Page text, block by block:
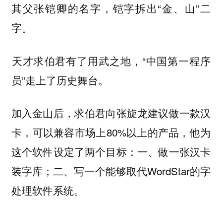
其父张铠卿的名字，铠字拆出“金、山”二
字。
‍‍‍天才求伯君有了用武之地，“中国第一程序
员”走上了历史舞台。
加入金山后，求伯君向张旋龙建议做一款汉
卡，可以兼容市场上80%以上的产品，他为
这个软件设定了两个目标：一、做一张汉卡
装字库；二、写一个能够取代WordStar的字
处理软件系统。